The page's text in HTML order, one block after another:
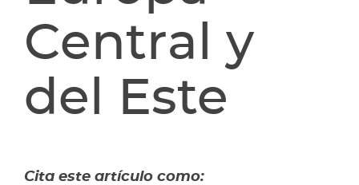
Central y
del Este
Cita este artículo como: